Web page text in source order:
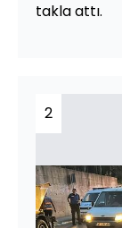
takla attı.
2